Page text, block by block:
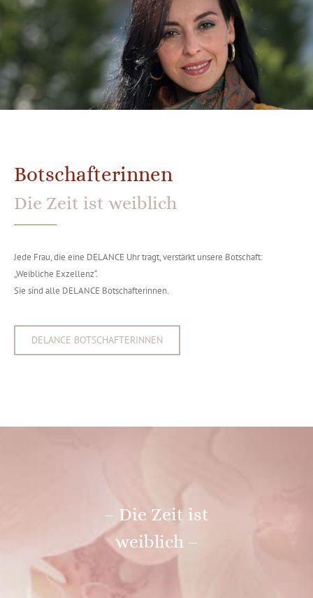
Botschafterinnen
Die Zeit ist weiblich
Jede Frau, die eine DELANCE Uhr tragt, verstärkt unsere Botschaft:
„Weibliche Exzellenz“.
Sie sind alle DELANCE Botschafterinnen.
DELANCE BOTSCHAFTERINNEN
– Die Zeit ist
weiblich –